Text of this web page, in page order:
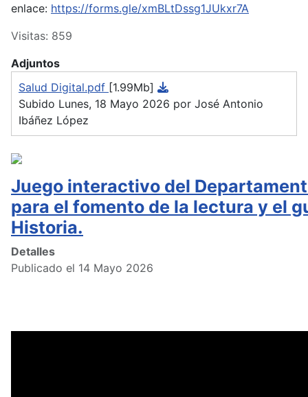
enlace: https://forms.gle/xmBLtDssg1JUkxr7A
Visitas: 859
Adjuntos
Salud Digital.pdf [1.99Mb]
Subido Lunes, 18 Mayo 2026 por José Antonio
Ibáñez López
Juego interactivo del
para el fomento de la lectura y el
Historia.
Detalles
Publicado el 14 Mayo 2026